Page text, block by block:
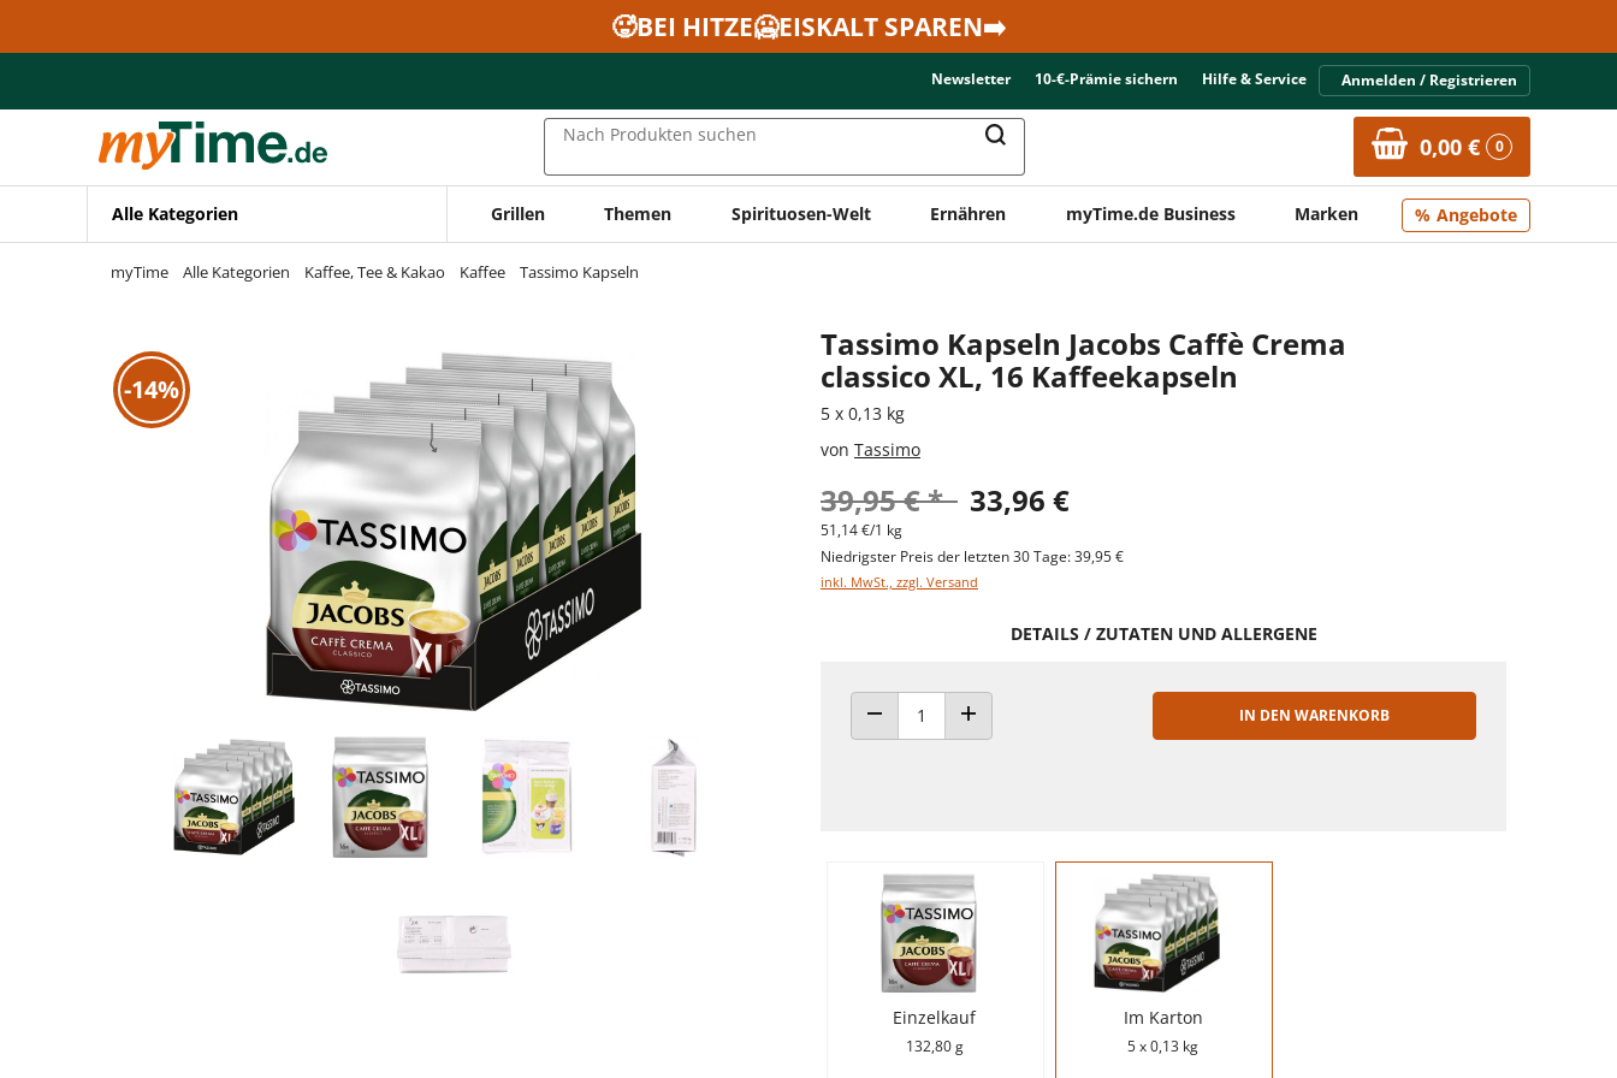
Zur Navigation springen
🥵BEI HITZE🥶EISKALT SPAREN➡️
Newsletter 10-€-Prämie sichern Hilfe & Service Anmelden / Registrieren
Nach Produkten suchen 0,00 € 0
Alle Kategorien Grillen Themen Spirituosen-Welt Ernähren myTime.de Business Marken Angebote
myTime Alle Kategorien Kaffee, Tee & Kakao Kaffee Tassimo Kapseln
-14%
Tassimo Kapseln Jacobs Caffè Crema
classico XL, 16 Kaffeekapseln
5 x 0,13 kg
von Tassimo
39,95 € * 33,96 €
51,14 €/1 kg
Niedrigster Preis der letzten 30 Tage: 39,95 €
inkl. MwSt., zzgl. Versand
DETAILS / ZUTATEN UND ALLERGENE
ANZAHL VERRINGERNANZAHL ERHÖHEN
IN DEN WARENKORB
Einzelkauf
132,80 g
Im Karton
5 x 0,13 kg